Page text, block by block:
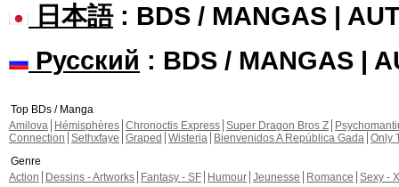
日本語: BDS / MANGAS |
Русский : BDS / MANGAS |
Top BDs / Manga
Amilova
Hémisphères Chronoctis Express Super Dragon Bros Z
Connection Sethxfaye Graped Wisteria Bienvenidos A República Gada Only
Genre
Action
Dessins - Artworks Fantasy - SF Humour Jeunesse Romance Sexy -